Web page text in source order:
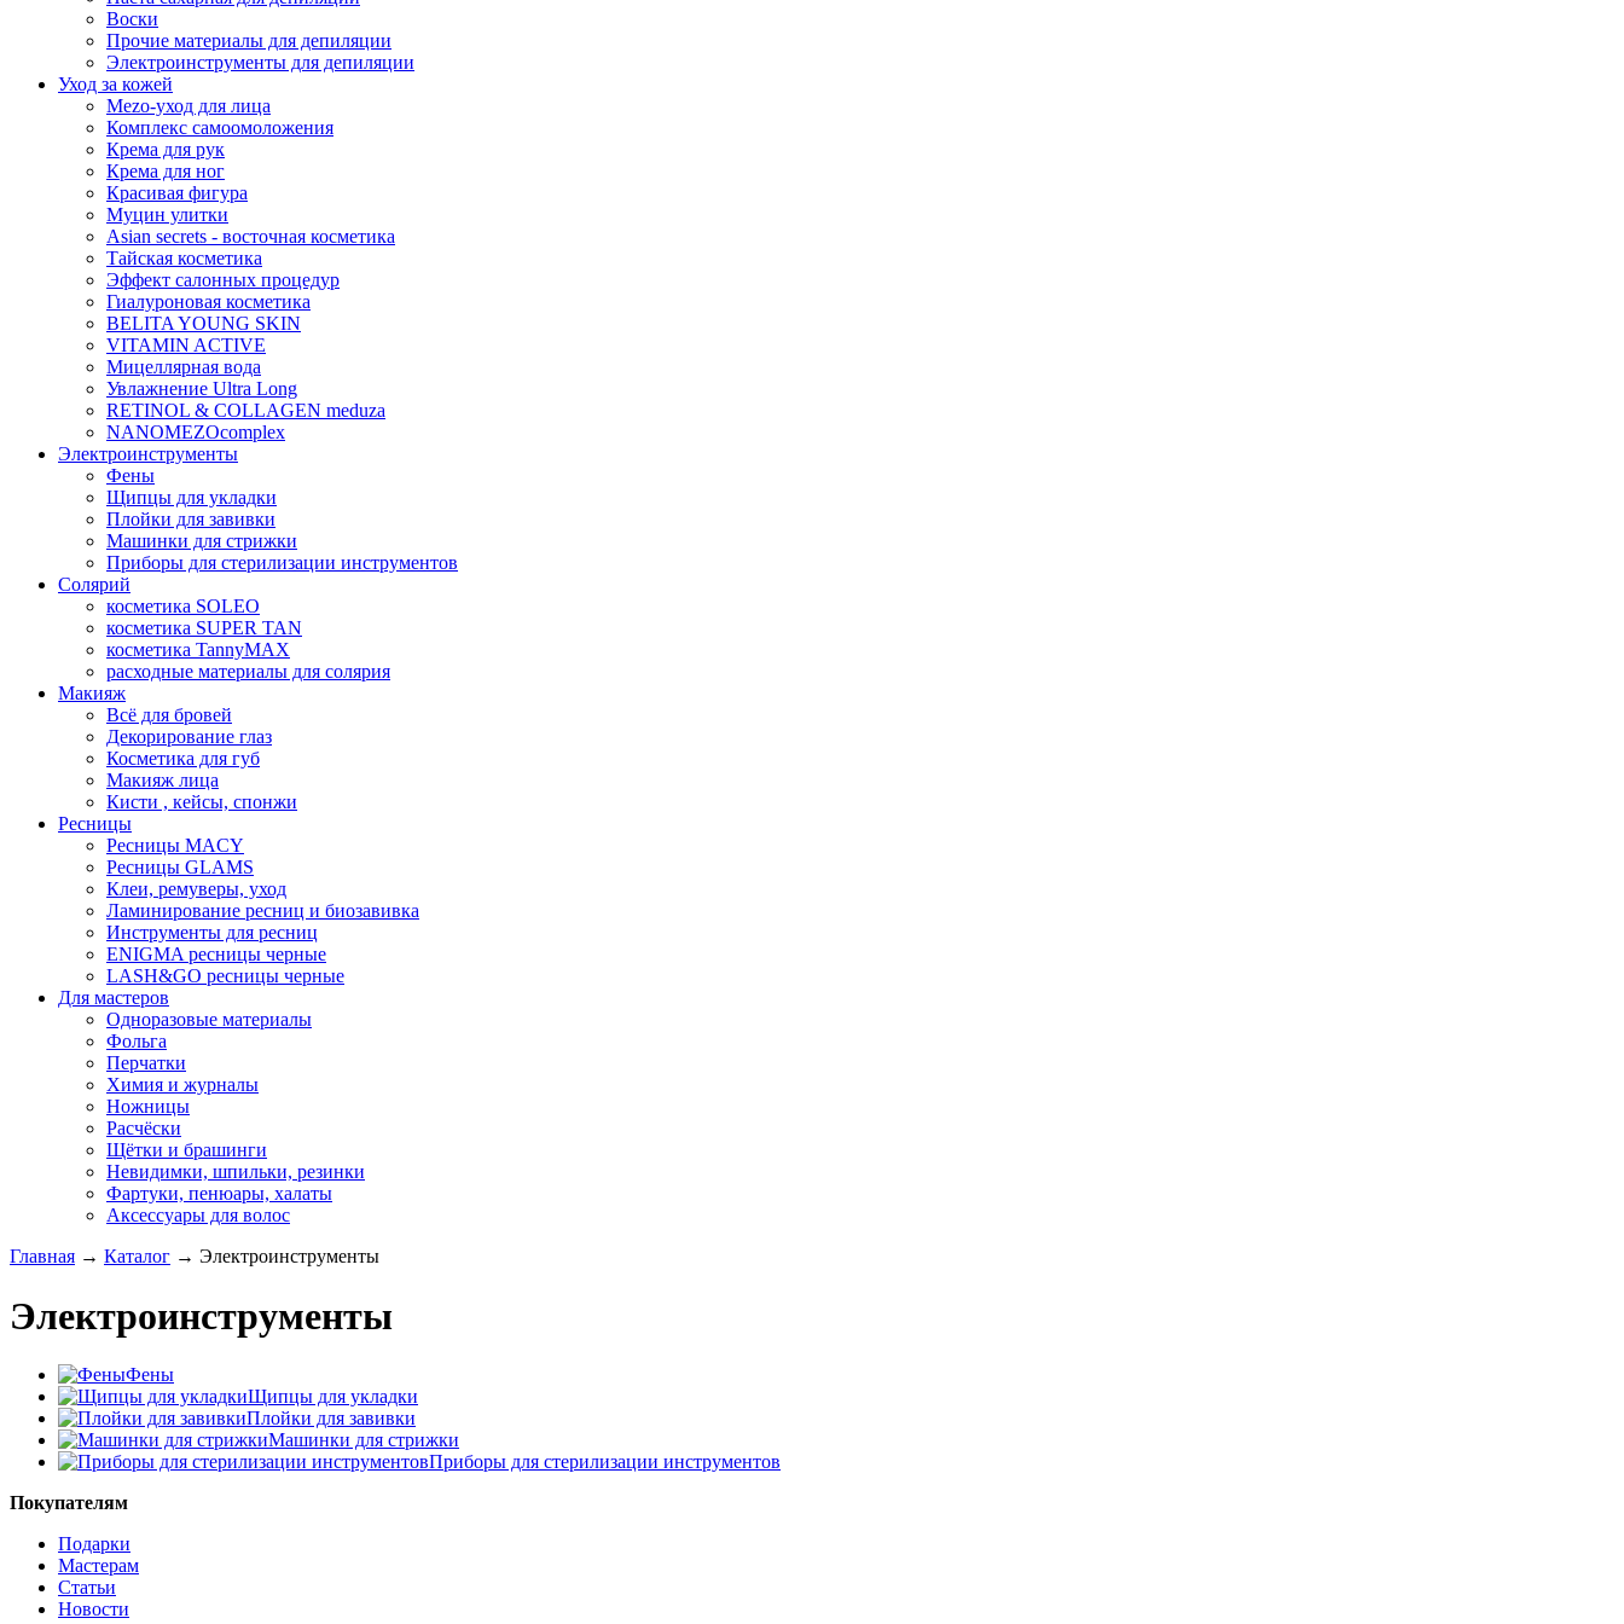
Воски
Прочие материалы для депиляции
Электроинструменты для депиляции
Уход за кожей
Mezo-уход для лица
Комплекс самоомоложения
Крема для рук
Крема для ног
Красивая фигура
Муцин улитки
Asian seсrets - восточная косметика
Тайская косметика
Эффект салонных процедур
Гиалуроновая косметика
BELITA YOUNG SKIN
VITAMIN ACTIVE
Мицеллярная вода
Увлажнение Ultra Long
RETINOL & COLLAGEN meduza
NANOMEZOcomplex
Электроинструменты
Фены
Щипцы для укладки
Плойки для завивки
Машинки для стрижки
Приборы для стерилизации инструментов
Солярий
косметика SOLEO
косметика SUPER TAN
косметика TannyMAX
расходные материалы для солярия
Макияж
Всё для бровей
Декорирование глаз
Косметика для губ
Макияж лица
Кисти , кейсы, спонжи
Ресницы
Ресницы MACY
Ресницы GLAMS
Клеи, ремуверы, уход
Ламинирование ресниц и биозавивка
Инструменты для ресниц
ENIGMA ресницы черные
LASH&GO ресницы черные
Для мастеров
Одноразовые материалы
Фольга
Перчатки
Химия и журналы
Ножницы
Расчёски
Щётки и брашинги
Невидимки, шпильки, резинки
Фартуки, пенюары, халаты
Аксессуары для волос
Главная → Каталог → Электроинструменты
Электроинструменты
Фены
Щипцы для укладки
Плойки для завивки
Машинки для стрижки
Приборы для стерилизации инструментов
Покупателям
Подарки
Мастерам
Статьи
Новости